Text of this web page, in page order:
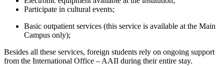
Participate in cultural events;
Basic outpatient services (this service is available at the Main
Campus only);
Besides all these services, foreign students rely on ongoing support
from the International Office – AAII during their entire stay.